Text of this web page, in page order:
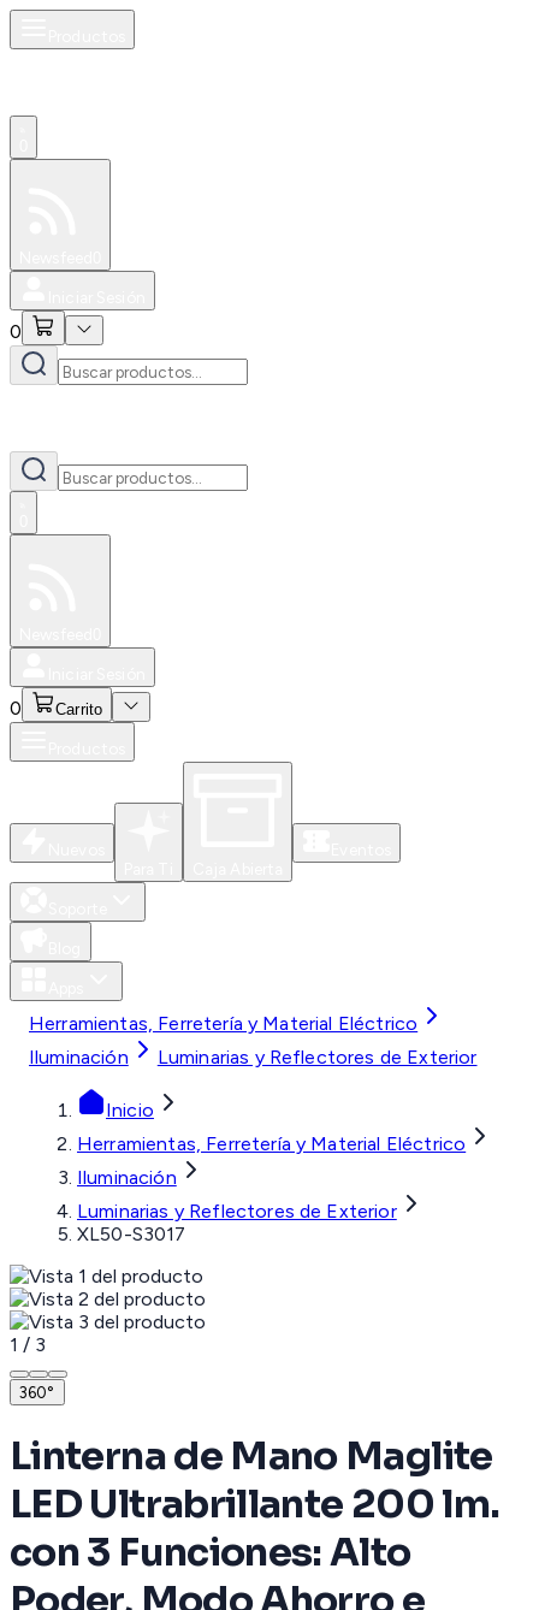
0
0 Carrito
Herramientas, Ferretería y Material Eléctrico
Iluminación
Luminarias y Reflectores de Exterior
Inicio
Herramientas, Ferretería y Material Eléctrico
Iluminación
Luminarias y Reflectores de Exterior
XL50-S3017
1 / 3
360°
Linterna de Mano Maglite
LED Ultrabrillante 200 lm.
con 3 Funciones: Alto
Poder, Modo Ahorro e